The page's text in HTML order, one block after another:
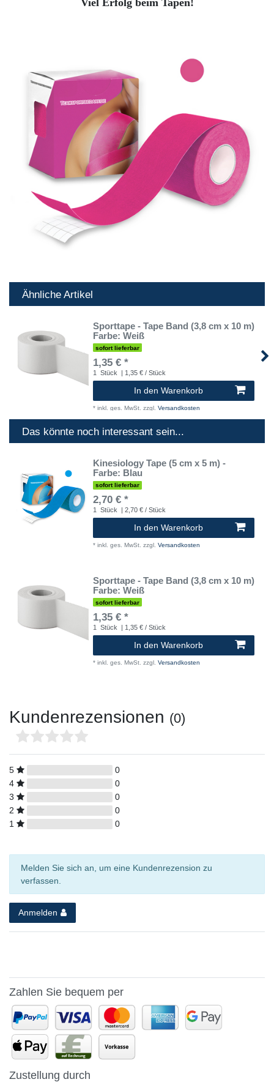
Viel Erfolg beim Tapen!
Ähnliche Artikel
Sporttape - Tape Band (3,8 cm x 10 m)
Farbe: Weiß
sofort lieferbar
1,35 € *
1 Stück | 1,35 € / Stück
In den Warenkorb
* inkl. ges. MwSt. zzgl. Versandkosten
Das könnte noch interessant sein...
Kinesiology Tape (5 cm x 5 m) -
Farbe: Blau
sofort lieferbar
2,70 € *
1 Stück | 2,70 € / Stück
In den Warenkorb
* inkl. ges. MwSt. zzgl. Versandkosten
Sporttape - Tape Band (3,8 cm x 10 m)
Farbe: Weiß
sofort lieferbar
1,35 € *
1 Stück | 1,35 € / Stück
In den Warenkorb
* inkl. ges. MwSt. zzgl. Versandkosten
Kundenrezensionen (0)
5
0
4
0
3
0
2
0
1
0
Melden Sie sich an, um eine Kundenrezension zu
verfassen.
Anmelden
Zahlen Sie bequem per
Zustellung durch